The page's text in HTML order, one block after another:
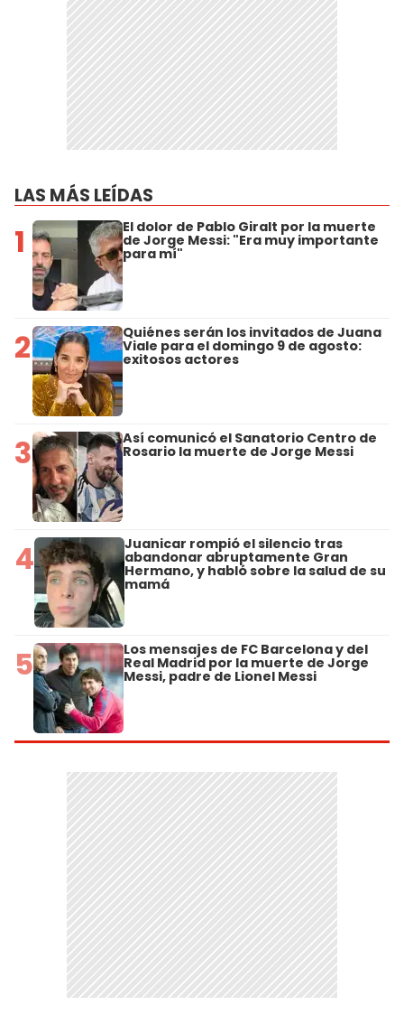
LAS MÁS LEÍDAS
1 El dolor de Pablo Giralt por la muerte
de Jorge Messi: "Era muy importante
para mí"
2 Quiénes serán los invitados de Juana
Viale para el domingo 9 de agosto:
exitosos actores
3 Así comunicó el Sanatorio Centro de
Rosario la muerte de Jorge Messi
4 Juanicar rompió el silencio tras
abandonar abruptamente Gran
Hermano, y habló sobre la salud de su
mamá
5 Los mensajes de FC Barcelona y del
Real Madrid por la muerte de Jorge
Messi, padre de Lionel Messi